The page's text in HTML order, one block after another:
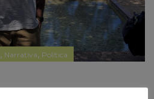
, Narrativa, Política